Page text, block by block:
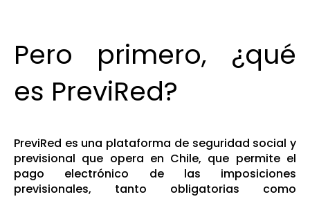
Pero primero, ¿qué
es PreviRed?
PreviRed es una plataforma de seguridad social y
previsional que opera en Chile, que permite el
pago electrónico de las imposiciones
previsionales, tanto obligatorias como